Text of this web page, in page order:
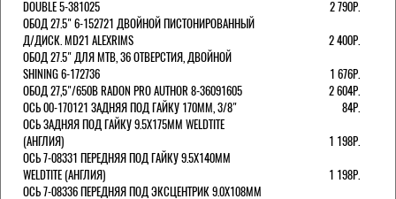
DOUBLE 5-381025
2 790Р.
ОБОД 27.5" 6-152721 ДВОЙНОЙ ПИСТОНИРОВАННЫЙ
Д/ДИСК. MD21 ALEXRIMS
2 400Р.
ОБОД 27.5" ДЛЯ MTB, 36 ОТВЕРСТИЯ, ДВОЙНОЙ
SHINING 6-172736
1 676Р.
ОБОД 27,5"/650B RADON PRO AUTHOR 8-36091605
2 604Р.
ОСЬ 00-170121 ЗАДНЯЯ ПОД ГАЙКУ 170MM, 3/8"
84Р.
ОСЬ ЗАДНЯЯ ПОД ГАЙКУ 9.5Х175ММ WELDTITE
(АНГЛИЯ)
1 198Р.
ОСЬ 7-08331 ПЕРЕДНЯЯ ПОД ГАЙКУ 9.5Х140ММ
WELDTITE (АНГЛИЯ)
1 198Р.
ОСЬ 7-08336 ПЕРЕДНЯЯ ПОД ЭКСЦЕНТРИК 9.0Х108ММ